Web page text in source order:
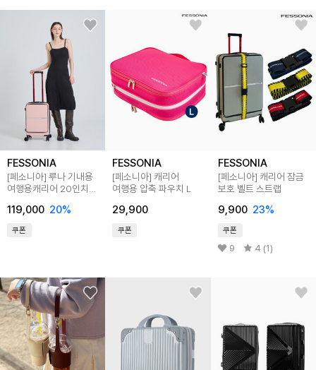
FESSONIA
[페소니아] 루나 기내용
여행용캐리어 20인치
119,000 20%
쿠폰
FESSONIA
[페소니아] 캐리어
여행용 압축 파우치 L
29,900
쿠폰
FESSONIA
[페소니아] 캐리어 잠금
보호 벨트 스트랩
9,900 23%
쿠폰
9 4 (1)